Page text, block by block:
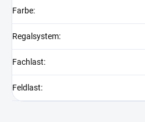
Farbe:
Regalsystem:
Fachlast:
Feldlast: